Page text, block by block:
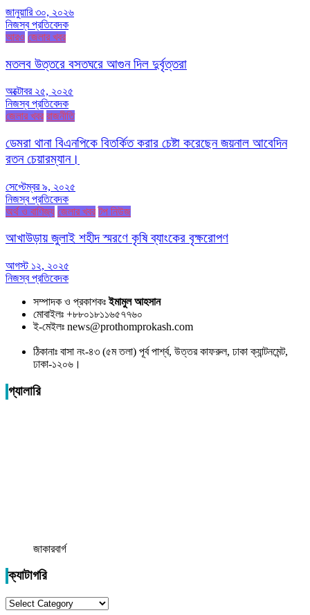
জানুয়ারি ৩০, ২০২৬
নিজস্ব প্রতিবেদক
আরও জেলার খবর
মতলব উত্তরে বসতঘরে আগুন দিল দুর্বৃত্তরা
অক্টোবর ২৫, ২০২৫
নিজস্ব প্রতিবেদক
জেলার খবর রাজনীতি
ডেমরা থানা বিএনপিকে বিতর্কিত করার চেষ্টা করেছেন জয়নাল আবেদিন
রতন চেয়ারম্যান।
সেপ্টেম্বর ৯, ২০২৫
নিজস্ব প্রতিবেদক
অর্থ ও বাণিজ্য জেলার খবর টপ নিউজ
আখাউড়ায় জুলাই শহীদ স্মরণে কৃষি ব্যাংকের বৃক্ষরোপণ
আগস্ট ১২, ২০২৫
নিজস্ব প্রতিবেদক
সম্পাদক ও প্রকাশকঃইমামুল আহসান
মোবাইলঃ +৮৮০১৮১১৬৫৭৭৬০
ই-মেইলঃ news@prothomprokash.com
ঠিকানাঃ বাসা নং-৪৩ (৫ম তলা) পূর্ব পার্শ্ব, উত্তর কাফরুল, ঢাকা ক্যান্টনমেন্ট,
ঢাকা-১২০৬।
গ্যালারি
জাকারবার্গ
ক্যাটাগরি
ক্যাটাগরি